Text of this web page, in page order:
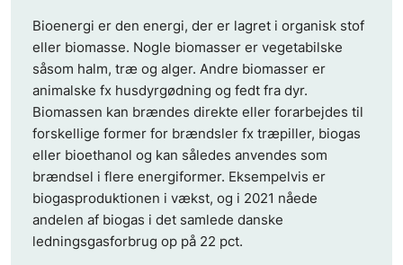
Bioenergi er den energi, der er lagret i organisk stof
eller biomasse. Nogle biomasser er vegetabilske
såsom halm, træ og alger. Andre biomasser er
animalske fx husdyrgødning og fedt fra dyr.
Biomassen kan brændes direkte eller forarbejdes til
forskellige former for brændsler fx træpiller, biogas
eller bioethanol og kan således anvendes som
brændsel i flere energiformer. Eksempelvis er
biogasproduktionen i vækst, og i 2021 nåede
andelen af biogas i det samlede danske
ledningsgasforbrug op på 22 pct.